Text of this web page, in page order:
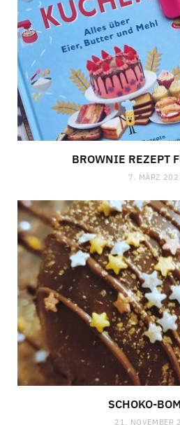
BROWNIE REZEPT
7. MÄRZ
SCHOKO-
21. NOVEMBER